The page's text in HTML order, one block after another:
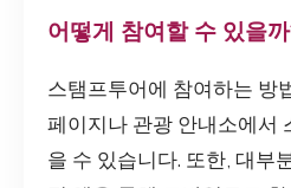
어떻게 참여할 수 있을
스탬프투어에 참여하는 방
페이지나 관광 안내소에서
을 수 있습니다. 또한, 대부